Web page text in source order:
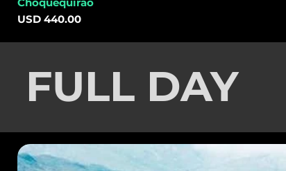
Precio
USD 440.00
FULL DAY